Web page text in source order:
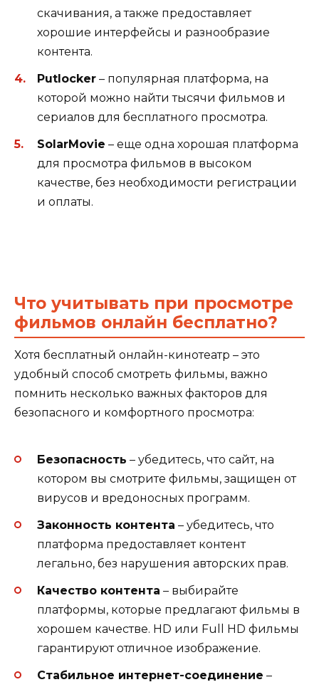
скачивания, а также предоставляет
хорошие интерфейсы и разнообразие
контента.
Putlocker – популярная платформа, на
которой можно найти тысячи фильмов и
сериалов для бесплатного просмотра.
SolarMovie – еще одна хорошая платформа
для просмотра фильмов в высоком
качестве, без необходимости регистрации
и оплаты.
Что учитывать при просмотре
фильмов онлайн бесплатно?
Хотя бесплатный онлайн-кинотеатр – это
удобный способ смотреть фильмы, важно
помнить несколько важных факторов для
безопасного и комфортного просмотра:
Безопасность – убедитесь, что сайт, на
котором вы смотрите фильмы, защищен от
вирусов и вредоносных программ.
Законность контента – убедитесь, что
платформа предоставляет контент
легально, без нарушения авторских прав.
Качество контента – выбирайте
платформы, которые предлагают фильмы в
хорошем качестве. HD или Full HD фильмы
гарантируют отличное изображение.
Стабильное интернет-соединение –